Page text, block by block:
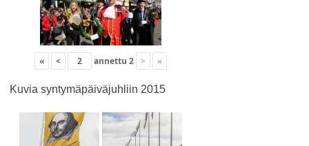
« < annettu 2 > »
Kuvia syntymäpäiväjuhliin 2015